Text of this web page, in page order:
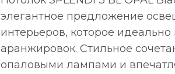
элегантное предложение
интерьеров, которое
аранжировок. Стильное
опаловыми лампами и